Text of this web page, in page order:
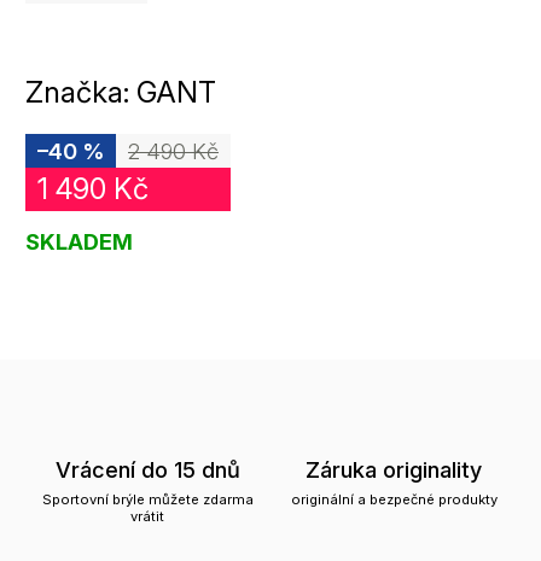
Značka: GANT
2 490 Kč
–40 %
1 490 Kč
SKLADEM
Vrácení do 15 dnů
Sportovní brýle můžete zdarma
vrátit
Záruka originality
originální a bezpečné produkty